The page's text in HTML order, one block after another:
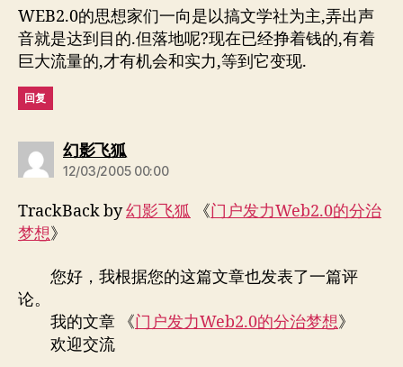
WEB2.0的思想家们一向是以搞文学社为主,弄出声
音就是达到目的.但落地呢?现在已经挣着钱的,有着
巨大流量的,才有机会和实力,等到它变现.
回复
幻影飞狐说：
12/03/2005 00:00
TrackBack by幻影飞狐 《门户发力Web2.0的分治
梦想》
您好，我根据您的这篇文章也发表了一篇评
论。
我的文章 《门户发力Web2.0的分治梦想》
欢迎交流